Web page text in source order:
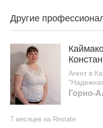
Другие
Агент в
Горно-
7 месяцев на Restate